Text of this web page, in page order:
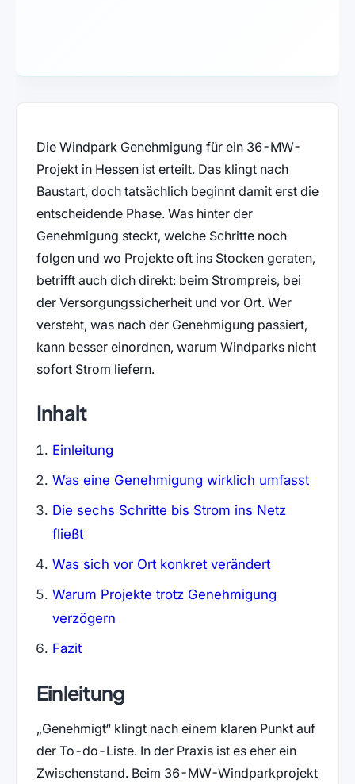
Die Windpark Genehmigung für ein 36-MW-
Projekt in Hessen ist erteilt. Das klingt nach
Baustart, doch tatsächlich beginnt damit erst die
entscheidende Phase. Was hinter der
Genehmigung steckt, welche Schritte noch
folgen und wo Projekte oft ins Stocken geraten,
betrifft auch dich direkt: beim Strompreis, bei
der Versorgungssicherheit und vor Ort. Wer
versteht, was nach der Genehmigung passiert,
kann besser einordnen, warum Windparks nicht
sofort Strom liefern.
Inhalt
Einleitung
Was eine Genehmigung wirklich umfasst
Die sechs Schritte bis Strom ins Netz
fließt
Was sich vor Ort konkret verändert
Warum Projekte trotz Genehmigung
verzögern
Fazit
Einleitung
„Genehmigt“ klingt nach einem klaren Punkt auf
der To-do-Liste. In der Praxis ist es eher ein
Zwischenstand. Beim 36-MW-Windparkprojekt